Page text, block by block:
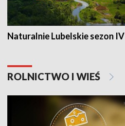
Naturalnie Lubelskie sezon IV
ROLNICTWO I WIEŚ